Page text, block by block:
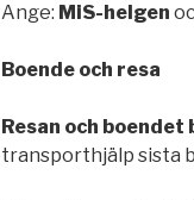
Ange: MiS-helgen
Boende och resa
Resan och
transporthjälp sista